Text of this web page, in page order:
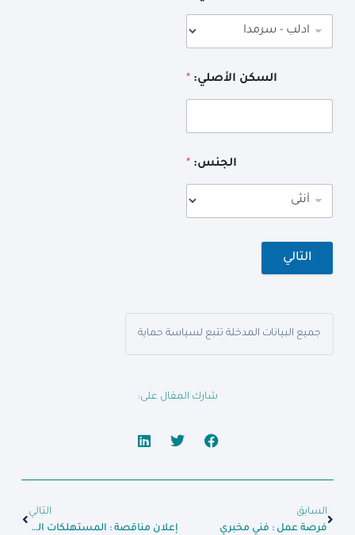
السكن الأصلي: *
الجنس: *
التالي
جميع البيانات المدخلة تتبع لسياسة حماية
شارك المقال على:
السابق
فرصة عمل : فني مخبري
التالي
إعلان مناقصة : المستهلكات المخبرية